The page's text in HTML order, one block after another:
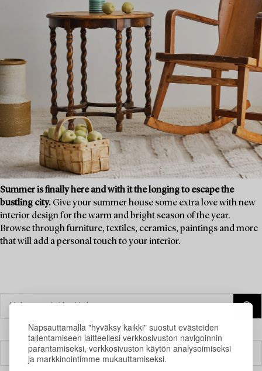
Napsauttamalla "hyväksy kaikki" suostut evästeiden
tallentamiseen laitteellesi verkkosivuston navigoinnin
parantamiseksi, verkkosivuston käytön analysoimiseksi
ja markkinointimme mukauttamiseksi.
Summer is finally here and with it the longing to escape the
bustling city. Give your summer house some extra love with new
interior design for the warm and bright season of the year.
Browse through furniture, textiles, ceramics, paintings and more
that will add a personal touch to your interior.
Suodatin